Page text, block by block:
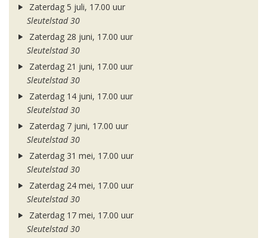
Zaterdag 5 juli, 17.00 uur
Sleutelstad 30
Zaterdag 28 juni, 17.00 uur
Sleutelstad 30
Zaterdag 21 juni, 17.00 uur
Sleutelstad 30
Zaterdag 14 juni, 17.00 uur
Sleutelstad 30
Zaterdag 7 juni, 17.00 uur
Sleutelstad 30
Zaterdag 31 mei, 17.00 uur
Sleutelstad 30
Zaterdag 24 mei, 17.00 uur
Sleutelstad 30
Zaterdag 17 mei, 17.00 uur
Sleutelstad 30